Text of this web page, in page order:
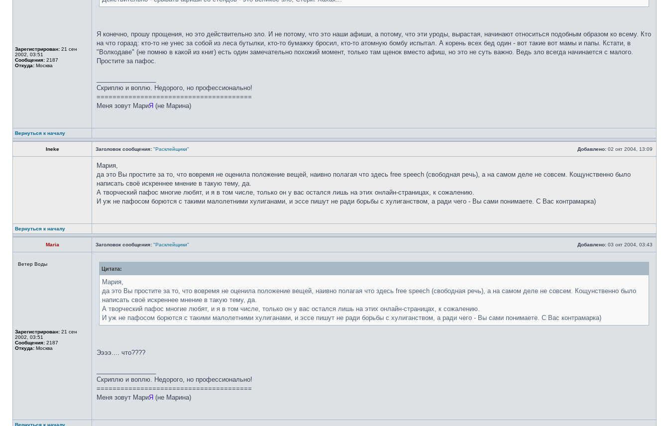
Зарегистрирован: 21 сен
2002, 03:51
Сообщения: 2187
Откуда: Москва
Я конечно, прошу прощения, но это действительно зло. И не потому, что это наши афиши, а потому, что эти уроды, вырастая, начинают относиться подобным образом ко всему. Кто
на что горазд: кто-то не унес за собой из леса бутылки, кто-то бумажку бросил, кто-то атомную бомбу испытал. А корень всех бед один - вот такие вот мамы и папы. Кстати, в
"Волкодаве" (не помню в какой из книг) есть один замечательно похожий момент, только там щенок вместо афиш, но это не суть важно. Ведь зло всегда начинается с малого.
Простите за пафос.
Скриплю и воплю. Недорого, но профессионально!
=======================================
Меня зовут МариЯ (не Марина)
Вернуться к началу
Ineke Заголовок сообщения: "Расклейщики" Добавлено: 02 окт 2004, 13:09
Мария,
да это Вы простите за то, что вовремя не оценила положение вещей, наивно полагая что здесь free speech (свободная речь), а на самом деле не совсем. Кощунственно было
написать своё искреннее мнение в такую тему, да.
А творческий пафос многие любят, и я в том числе, только он у вас остался лишь на этих онлайн-страницах, к сожалению.
И уж не пафосом борются с такими малолетними хулиганами, и эссе пишут не ради борьбы с хулиганством, а ради чего - Вы сами понимаете. С Вас контрамарка)
Вернуться к началу
Maria Заголовок сообщения: "Расклейщики" Добавлено: 03 окт 2004, 03:43
Ветер Воды
Зарегистрирован: 21 сен
2002, 03:51
Сообщения: 2187
Откуда: Москва
Цитата:
Мария,
да это Вы простите за то, что вовремя не оценила положение вещей, наивно полагая что здесь free speech (свободная речь), а на самом деле не совсем. Кощунственно было
написать своё искреннее мнение в такую тему, да.
А творческий пафос многие любят, и я в том числе, только он у вас остался лишь на этих онлайн-страницах, к сожалению.
И уж не пафосом борются с такими малолетними хулиганами, и эссе пишут не ради борьбы с хулиганством, а ради чего - Вы сами понимаете. С Вас контрамарка)
Ээээ.... что????
Скриплю и воплю. Недорого, но профессионально!
=======================================
Меня зовут МариЯ (не Марина)
Вернуться к началу